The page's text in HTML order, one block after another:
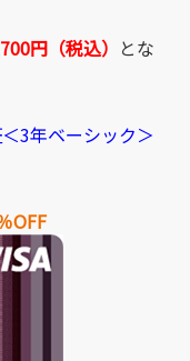
円（税込） とな
3年ベーシック＞
OFF